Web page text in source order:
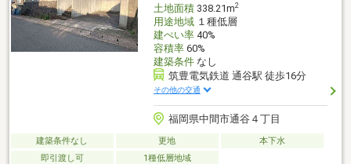
土地面積338.21m2
用途地域１種低層
建ぺい率40%
容積率60%
建築条件なし
筑豊電気鉄道 通谷駅 徒歩16分
その他の交通
福岡県中間市通谷４丁目
建築条件なし 更地
本下水
即引渡し可
1種低層地域